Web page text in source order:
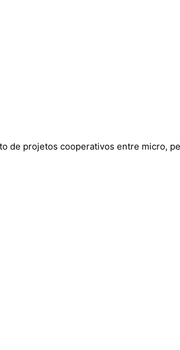
de projetos cooperativos entre micro,